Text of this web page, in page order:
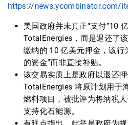
https://news.ycombinator.com/
美国政府并未真正“支付”10
TotalEnergies，而是退还了
缴纳的 10 亿美元押金，该行
的资金”而非直接补贴。
该交易实质上是政府以退还
TotalEnergies 将原计划用于
燃料项目，被批评为将纳税
支持化石能源。